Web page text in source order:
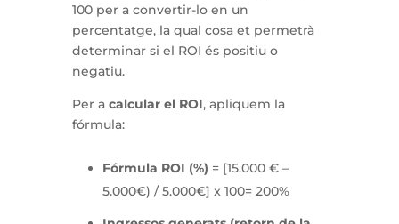
100 per a convertir-lo en un
percentatge, la qual cosa et permetrà
determinar si el ROI és positiu o
negatiu.
Per a calcular el ROI, apliquem la
fórmula:
Fórmula ROI (%) = [15.000 € –
5.000€) / 5.000€] x 100= 200%